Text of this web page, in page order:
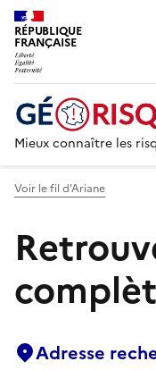
RÉPUBLIQUE
FRANÇAISE
Mieux connaître les
Voir le fil d’Ariane
Adresse